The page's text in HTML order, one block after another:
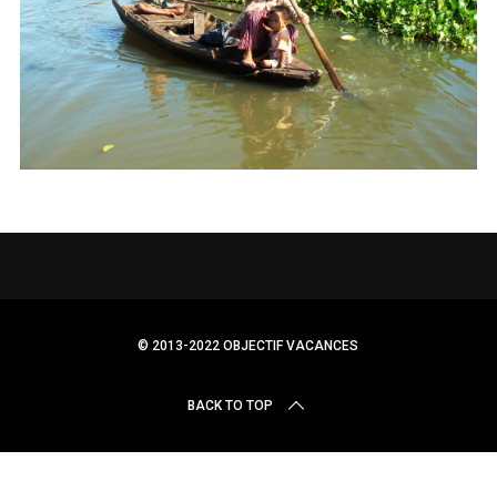
© 2013-2022 OBJECTIF VACANCES
BACK TO TOP
r
c
h
r